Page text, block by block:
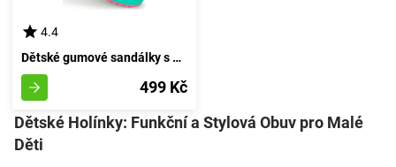
4.4
Dětské gumové sandálky s duhovým potiskem, Pidilidi, PL0051-01, velikost 35
499 Kč
Dětské Holínky: Funkční a Stylová Obuv pro Malé
Děti